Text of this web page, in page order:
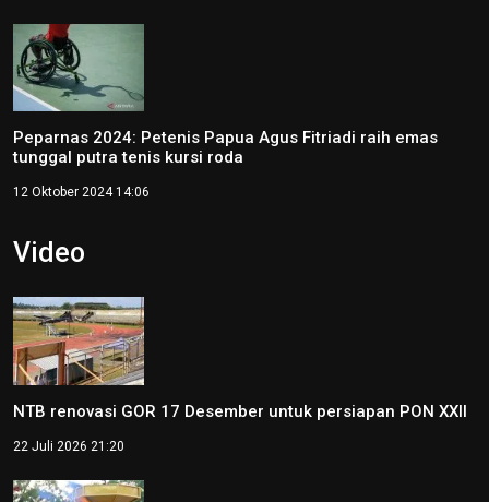
Peparnas 2024: Petenis Papua Agus Fitriadi raih emas
tunggal putra tenis kursi roda
12 Oktober 2024 14:06
Video
NTB renovasi GOR 17 Desember untuk persiapan PON XXII
22 Juli 2026 21:20